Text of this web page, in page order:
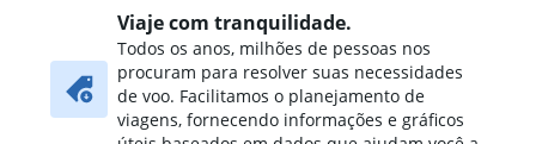
Viaje com tranquilidade.
Todos os anos, milhões de pessoas nos
procuram para resolver suas necessidades
de voo. Facilitamos o planejamento de
viagens, fornecendo informações e gráficos